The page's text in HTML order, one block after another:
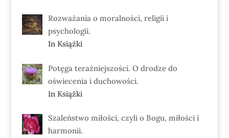
Rozważania o moralności, religii i
psychologii.
In Książki
Potęga teraźniejszości. O drodze do
oświecenia i duchowości.
In Książki
Szaleństwo miłości, czyli o Bogu, miłości i
harmonii.